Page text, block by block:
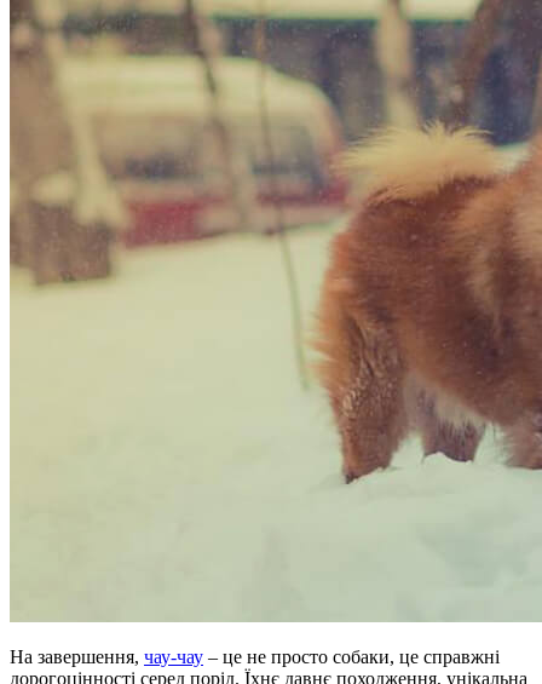
На завершення, чау-чау – це не просто собаки, це справжні
дорогоцінності серед порід. Їхнє давнє походження, унікальна